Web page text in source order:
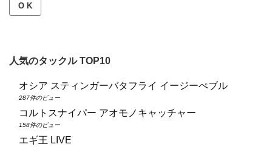
O K
人気のタックル TOP10
オシア スティンガーバタフライ イージーぺブル
287件のビュー
コルトスナイパー アオモノキャッチャー
158件のビュー
エギ王 LIVE